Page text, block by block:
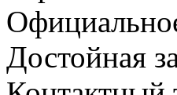
Достойная